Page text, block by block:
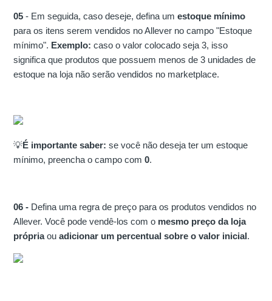
05- Em seguida, caso deseje, defina umestoque mínimo
para os itens serem vendidos no Allever no campo "Estoque
mínimo". Exemplo:caso o valor colocado seja 3, isso
significa que produtos que possuem menos de 3 unidades de
estoque na loja não serão vendidos no marketplace.
💡É importante saber:se você não deseja ter um estoque
mínimo, preencha o campo com0.
06 - Defina uma regra de preço para os produtos vendidos no
Allever. Você pode vendê-los com o mesmo preço da loja
própriaouadicionar um percentual sobre o valor inicial.